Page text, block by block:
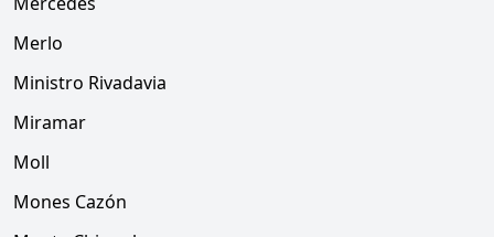
Merlo
Ministro Rivadavia
Miramar
Moll
Mones Cazón